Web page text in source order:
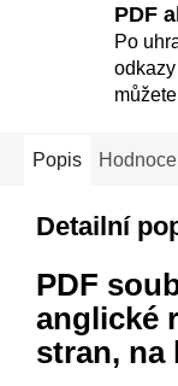
PDF
Po
Popis
Detailní
PDF
anglické
stran, na